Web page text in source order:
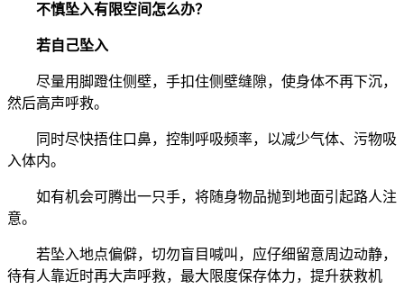
不慎坠入有限空间怎么办？
若自己坠入
尽量用脚蹬住侧壁，手扣住侧壁缝隙，使身体不再下沉，
然后高声呼救。
同时尽快捂住口鼻，控制呼吸频率，以减少气体、污物吸
入体内。
如有机会可腾出一只手，将随身物品抛到地面引起路人注
意。
若坠入地点偏僻，切勿盲目喊叫，应仔细留意周边动静，
待有人靠近时再大声呼救，最大限度保存体力，提升获救机